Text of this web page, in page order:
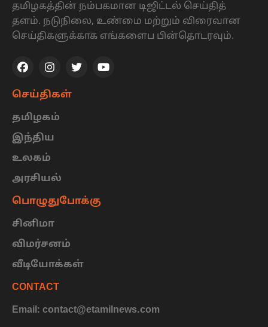
தமிழகத்தின் நம்பகமான டிஜிட்டல் செய்தித்
தளம். நடுநிலை, உண்மை மற்றும் விரைவான
செய்திகளுக்காக எங்களைப பின்தொடரவும்.
செய்திகள்
தமிழகம்
இந்திய
உலகம்
அரசியல்
பொழுதுபோக்கு
சினிமா
விமர்சனம்
வீடியோக்கள்
CONTACT
Email: contact@etamilnews.com